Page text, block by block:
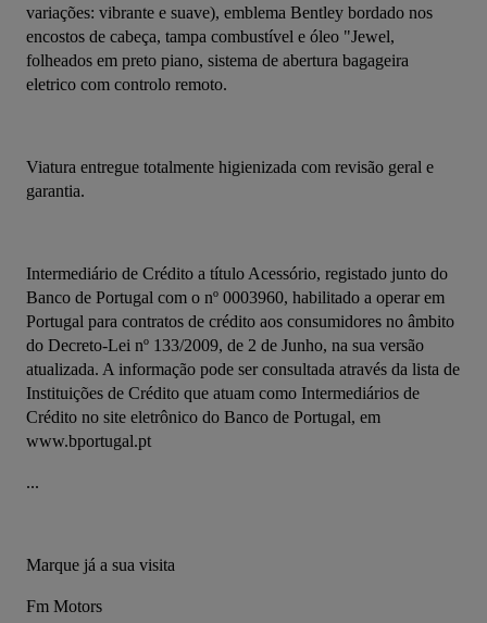
variações: vibrante e suave), emblema Bentley bordado nos
encostos de cabeça, tampa combustível e óleo "Jewel,
folheados em preto piano, sistema de abertura bagageira
eletrico com controlo remoto.
Viatura entregue totalmente higienizada com revisão geral e
garantia.
Intermediário de Crédito a título Acessório, registado junto do
Banco de Portugal com o nº 0003960, habilitado a operar em
Portugal para contratos de crédito aos consumidores no âmbito
do Decreto-Lei nº 133/2009, de 2 de Junho, na sua versão
atualizada. A informação pode ser consultada através da lista de
Instituições de Crédito que atuam como Intermediários de
Crédito no site eletrônico do Banco de Portugal, em
www.bportugal.pt
...
Marque já a sua visita
Fm Motors